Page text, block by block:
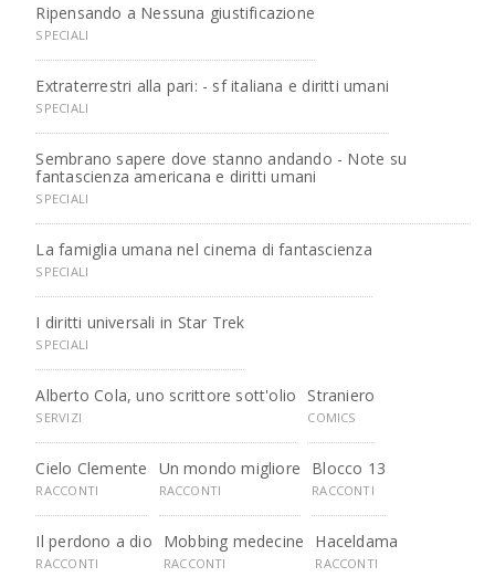
Ripensando a Nessuna giustificazione
SPECIALI
Extraterrestri alla pari: - sf italiana e diritti umani
SPECIALI
Sembrano sapere dove stanno andando - Note su
fantascienza americana e diritti umani
SPECIALI
La famiglia umana nel cinema di fantascienza
SPECIALI
I diritti universali in Star Trek
SPECIALI
Alberto Cola, uno scrittore sott'olio
SERVIZI
Straniero
COMICS
Cielo Clemente
RACCONTI
Un mondo migliore
RACCONTI
Blocco 13
RACCONTI
Il perdono a dio
RACCONTI
Mobbing medecine
RACCONTI
Haceldama
RACCONTI